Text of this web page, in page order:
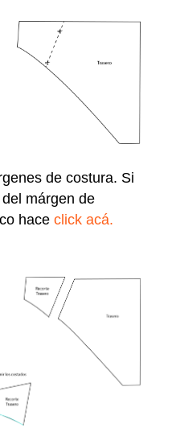
de costura. Si
márgen de
hace click acá.